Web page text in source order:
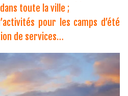
toute la ville ;
pour les camps d’été
de services…